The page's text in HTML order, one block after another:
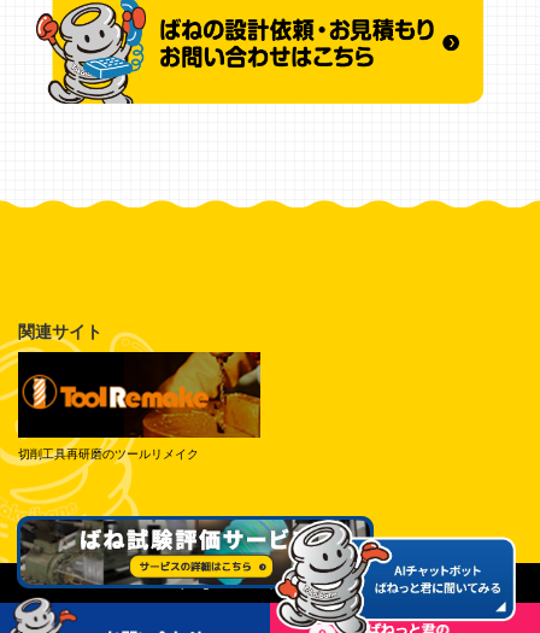
関連サイト
切削工具再研磨のツールリメイク
© Tokai Spring Industries, Inc. All Rights Reserved.